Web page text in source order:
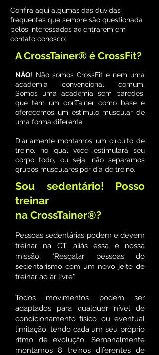
Confira aqui algumas das dúvidas
frequentes que sempre são questionada
pelos interessados ao entrarem em
contato conosco:
A CrossTainer® é CrossFit?
NÃO! Não somos CrossFit e nem uma
academia convencional comum.
Somos uma academia sem paredes,
que tem um conTainer como base e
oferecemos um estímulo muscular de
uma forma diferente.
Diariamente montamos um circuito de
treino, no qual você estimulará seu
corpo todo, ou seja, não separamos
grupos musculares por dia de treino.
Sou sedentário! Posso
treinar
na CrossTainer®?
Pessoas sedentárias podem e devem
treinar na CT, aliás essa é nossa
missão: "Resgatar pessoas do
sedentarismo com um novo jeito de
treinar ao ar livre".
Todos movimentos podem ser
adaptados para qualquer nível de
condicionamento físico ou eventual
limitação, tendo cada um seu próprio
ritmo de evolução. Semanalmente
montamos 8 treinos diferentes de